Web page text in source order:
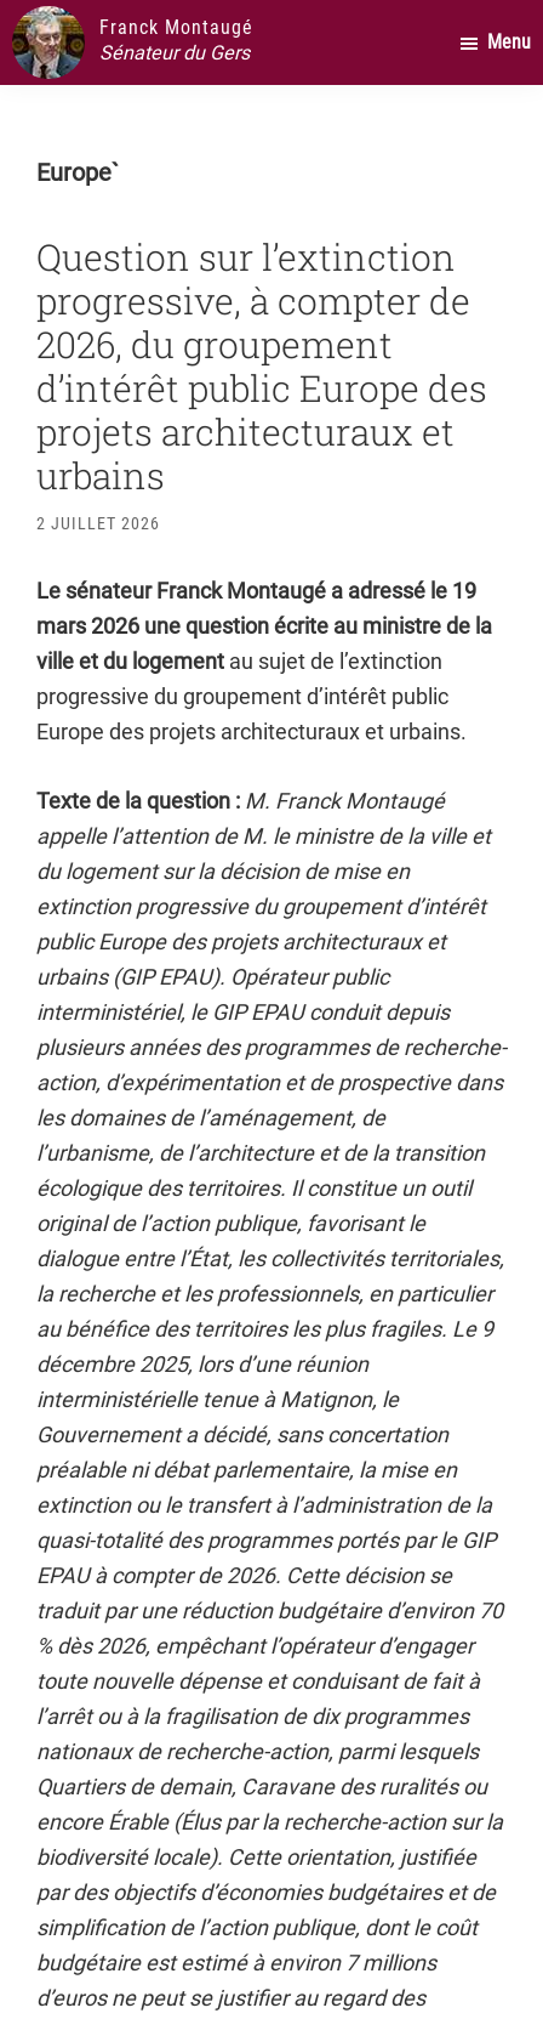
Passer
au
contenu
Passer
la
latérale
principale
Passer
au
pied
page
Franck Montaugé
Sénateur du Gers
Menu
Europe`
Question sur l’extinction
progressive, à compter de
2026, du groupement
d’intérêt public Europe des
projets architecturaux et
urbains
2 JUILLET 2026
Le sénateur Franck Montaugé a adressé le 19
mars 2026 une question écrite au ministre de la
ville et du logement au sujet de l’extinction
progressive du groupement d’intérêt public
Europe des projets architecturaux et urbains.
Texte de la question : M. Franck Montaugé
appelle l’attention de M. le ministre de la ville et
du logement sur la décision de mise en
extinction progressive du groupement d’intérêt
public Europe des projets architecturaux et
urbains (GIP EPAU). Opérateur public
interministériel, le GIP EPAU conduit depuis
plusieurs années des programmes de recherche-
action, d’expérimentation et de prospective dans
les domaines de l’aménagement, de
l’urbanisme, de l’architecture et de la transition
écologique des territoires. Il constitue un outil
original de l’action publique, favorisant le
dialogue entre l’État, les collectivités territoriales,
la recherche et les professionnels, en particulier
au bénéfice des territoires les plus fragiles. Le 9
décembre 2025, lors d’une réunion
interministérielle tenue à Matignon, le
Gouvernement a décidé, sans concertation
préalable ni débat parlementaire, la mise en
extinction ou le transfert à l’administration de la
quasi-totalité des programmes portés par le GIP
EPAU à compter de 2026. Cette décision se
traduit par une réduction budgétaire d’environ 70
% dès 2026, empêchant l’opérateur d’engager
toute nouvelle dépense et conduisant de fait à
l’arrêt ou à la fragilisation de dix programmes
nationaux de recherche-action, parmi lesquels
Quartiers de demain, Caravane des ruralités ou
encore Érable (Élus par la recherche-action sur la
biodiversité locale). Cette orientation, justifiée
par des objectifs d’économies budgétaires et de
simplification de l’action publique, dont le coût
budgétaire est estimé à environ 7 millions
d’euros ne peut se justifier au regard des